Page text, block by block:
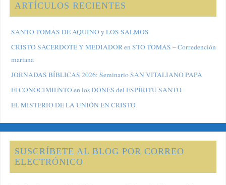
ARTÍCULOS RECIENTES
SANTO TOMÁS DE AQUINO y LOS SALMOS
CRISTO SACERDOTE Y MEDIADOR en STO TOMÁS – Corredención
mariana
JORNADAS BÍBLICAS 2026: Seminario SAN VITALIANO PAPA
El CONOCIMIENTO en los DONES del ESPÍRITU SANTO
EL MISTERIO DE LA UNIÓN EN CRISTO
SUSCRÍBETE AL BLOG POR CORREO
ELECTRÓNICO